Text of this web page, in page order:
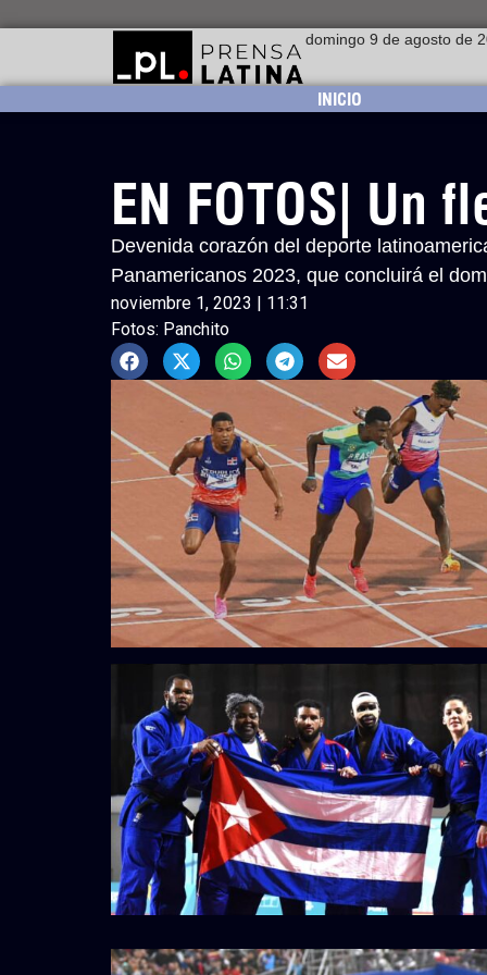
domingo 9 de agosto de
INICIO
EN FOTOS| Un
Devenida corazón del deporte
Panamericanos 2023, que concluirá el
noviembre 1, 2023 | 11:31
Fotos: Panchito